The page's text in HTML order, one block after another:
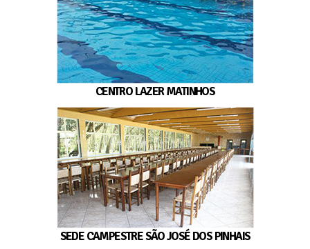
CENTRO LAZER MATINHOS
SEDE CAMPESTRE SÃO JOSÉ DOS PINHAIS